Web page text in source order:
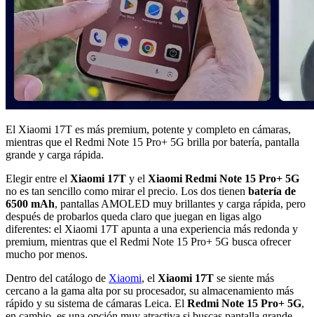
El Xiaomi 17T es más premium, potente y completo en cámaras,
mientras que el Redmi Note 15 Pro+ 5G brilla por batería, pantalla
grande y carga rápida.
Elegir entre el Xiaomi 17T y el Xiaomi Redmi Note 15 Pro+ 5G
no es tan sencillo como mirar el precio. Los dos tienen batería de
6500 mAh, pantallas AMOLED muy brillantes y carga rápida, pero
después de probarlos queda claro que juegan en ligas algo
diferentes: el Xiaomi 17T apunta a una experiencia más redonda y
premium, mientras que el Redmi Note 15 Pro+ 5G busca ofrecer
mucho por menos.
Dentro del catálogo de Xiaomi, el Xiaomi 17T se siente más
cercano a la gama alta por su procesador, su almacenamiento más
rápido y su sistema de cámaras Leica. El Redmi Note 15 Pro+ 5G,